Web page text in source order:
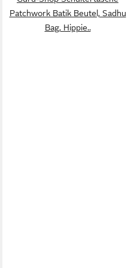
Patchwork Batik Beutel, Sadhu
Bag, Hippie..